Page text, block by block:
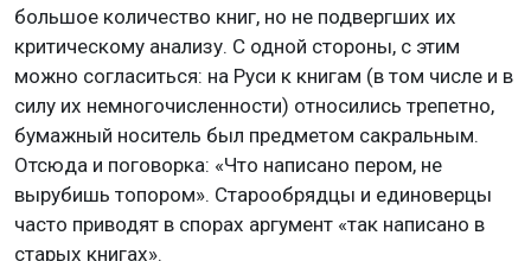
большое количество книг, но не подвергших их
критическому анализу. С одной стороны, с этим
можно согласиться: на Руси к книгам (в том числе и в
силу их немногочисленности) относились трепетно,
бумажный носитель был предметом сакральным.
Отсюда и поговорка: «Что написано пером, не
вырубишь топором». Старообрядцы и единоверцы
часто приводят в спорах аргумент «так написано в
старых книгах».